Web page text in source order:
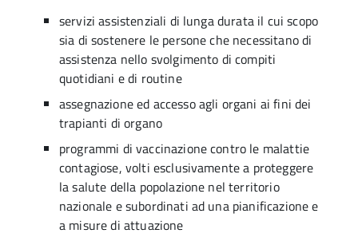
servizi assistenziali di lunga durata il cui scopo
sia di sostenere le persone che necessitano di
assistenza nello svolgimento di compiti
quotidiani e di routine
assegnazione ed accesso agli organi ai fini dei
trapianti di organo
programmi di vaccinazione contro le malattie
contagiose, volti esclusivamente a proteggere
la salute della popolazione nel territorio
nazionale e subordinati ad una pianificazione e
a misure di attuazione